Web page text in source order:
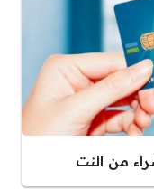
من النت